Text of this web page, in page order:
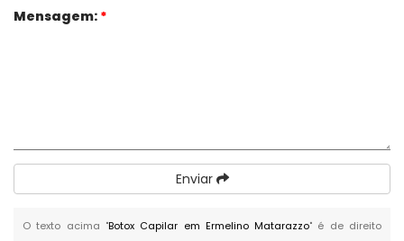
Mensagem: *
Enviar
O texto acima "Botox Capilar em Ermelino Matarazzo" é de direito